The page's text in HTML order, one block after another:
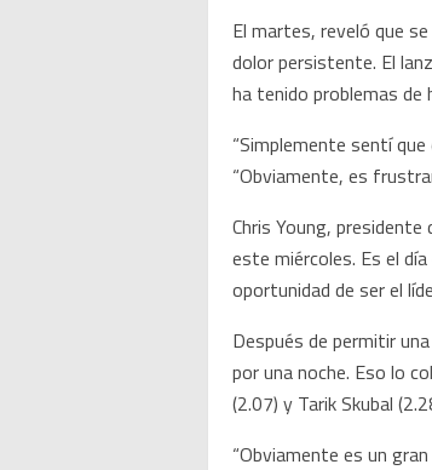
El martes, reveló que
dolor persistente. El
ha tenido problemas de
“Simplemente sentí
“Obviamente, es
Chris Young,
este miércoles. Es el
oportunidad de ser el
Después de permitir
por una noche. Eso lo
(2.07) y Tarik Skubal
“Obviamente es un